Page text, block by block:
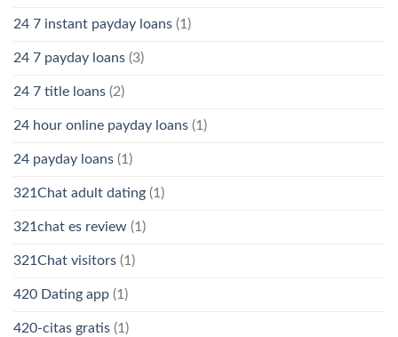
24 7 instant payday loans (1)
24 7 payday loans (3)
24 7 title loans (2)
24 hour online payday loans (1)
24 payday loans (1)
321Chat adult dating (1)
321chat es review (1)
321Chat visitors (1)
420 Dating app (1)
420-citas gratis (1)